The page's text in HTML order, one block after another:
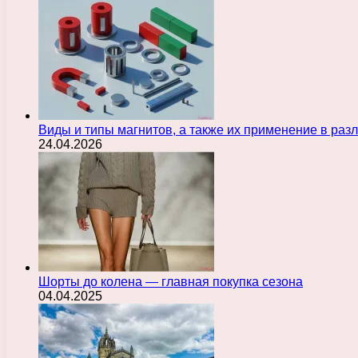
Виды и типы магнитов, а также их применение в
24.04.2026
Шорты до колена — главная покупка сезона
04.04.2025